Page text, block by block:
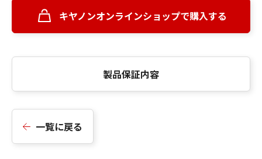
キヤノンオンラインショップで購入する
製品保証内容
一覧に戻る